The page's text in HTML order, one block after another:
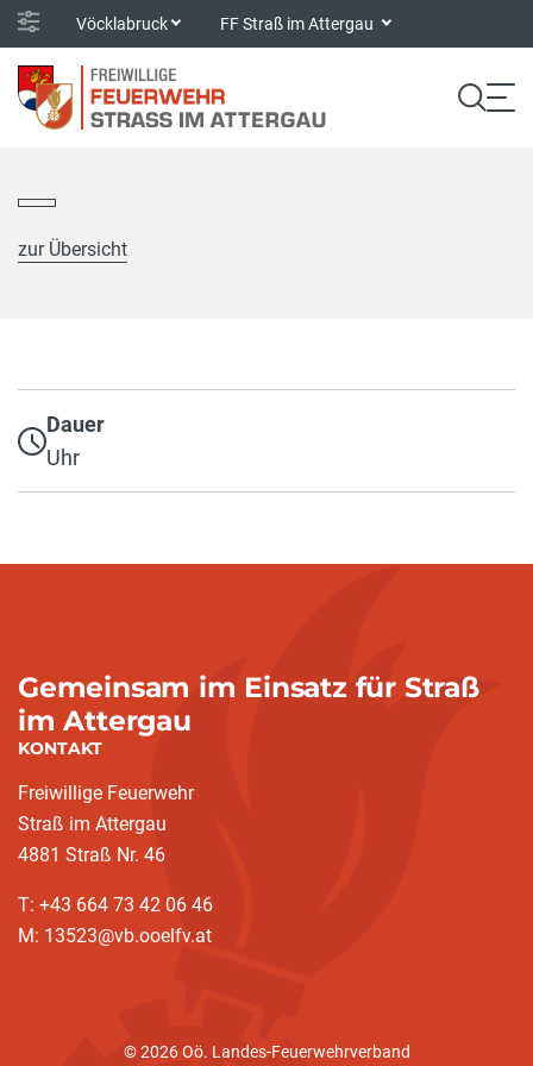
Vöcklabruck FF Straß im Attergau
zur Übersicht
Dauer
Uhr
Gemeinsam im Einsatz für Straß
im Attergau
KONTAKT
Freiwillige Feuerwehr
Straß im Attergau
4881 Straß Nr. 46
T: +43 664 73 42 06 46
M: 13523@vb.ooelfv.at
© 2026 Oö. Landes-Feuerwehrverband